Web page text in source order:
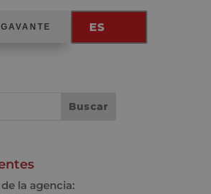
ES
la agencia: